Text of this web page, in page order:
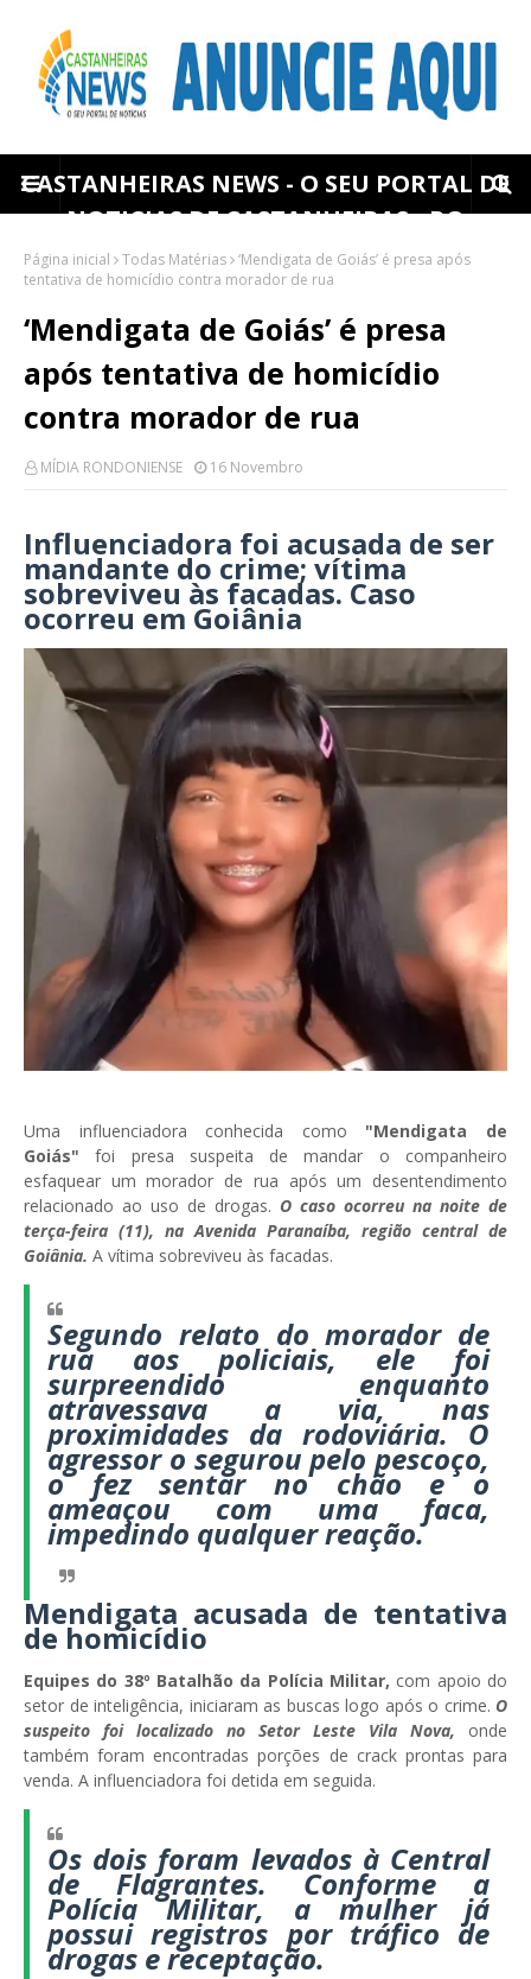
CASTANHEIRAS NEWS - O SEU PORTAL DE
NOTICIAS DE CASTANHEIRAS - RO
Página inicial Todas Matérias ‘Mendigata de Goiás’ é presa após
tentativa de homicídio contra morador de rua
‘Mendigata de Goiás’ é presa
após tentativa de homicídio
contra morador de rua
MÍDIA RONDONIENSE 16 Novembro
Influenciadora foi acusada de ser
mandante do crime; vítima
sobreviveu às facadas. Caso
ocorreu em Goiânia
Uma influenciadora conhecida como "Mendigata de
Goiás" foi presa suspeita de mandar o companheiro
esfaquear um morador de rua após um desentendimento
relacionado ao uso de drogas. O caso ocorreu na noite de
terça-feira (11), na Avenida Paranaíba, região central de
Goiânia. A vítima sobreviveu às facadas.
Segundo relato do morador de
rua aos policiais, ele foi
surpreendido enquanto
atravessava a via, nas
proximidades da rodoviária. O
agressor o segurou pelo pescoço,
o fez sentar no chão e o
ameaçou com uma faca,
impedindo qualquer reação.
Mendigata acusada de tentativa
de homicídio
Equipes do 38º Batalhão da Polícia Militar, com apoio do
setor de inteligência, iniciaram as buscas logo após o crime. O
suspeito foi localizado no Setor Leste Vila Nova, onde
também foram encontradas porções de crack prontas para
venda. A influenciadora foi detida em seguida.
Os dois foram levados à Central
de Flagrantes. Conforme a
Polícia Militar, a mulher já
possui registros por tráfico de
drogas e receptação.